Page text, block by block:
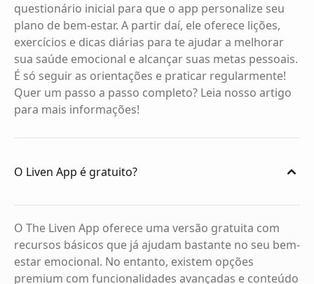
questionário inicial para que o app personalize seu
plano de bem-estar. A partir daí, ele oferece lições,
exercícios e dicas diárias para te ajudar a melhorar
sua saúde emocional e alcançar suas metas pessoais.
É só seguir as orientações e praticar regularmente!
Quer um passo a passo completo? Leia nosso artigo
para mais informações!
O Liven App é gratuito?
O The Liven App oferece uma versão gratuita com
recursos básicos que já ajudam bastante no seu bem-
estar emocional. No entanto, existem opções
premium com funcionalidades avançadas e conteúdo